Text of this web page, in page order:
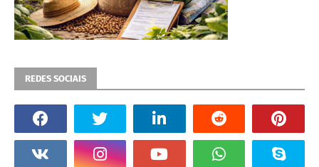
REDES SOCIAIS